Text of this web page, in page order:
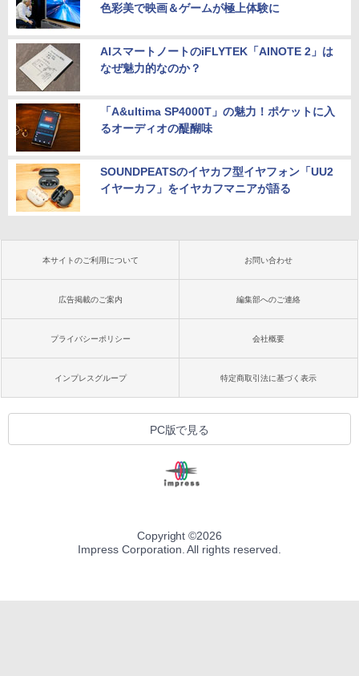
色彩美で映画＆ゲームが極上体験に
AIスマートノートのiFLYTEK「AINOTE 2」は
なぜ魅力的なのか？
「A&ultima SP4000T」の魅力！ポケットに入
るオーディオの醍醐味
SOUNDPEATSのイヤカフ型イヤフォン「UU2
イヤーカフ」をイヤカフマニアが語る
本サイトのご利用について お問い合わせ
広告掲載のご案内 編集部へのご連絡
プライバシーポリシー 会社概要
インプレスグループ 特定商取引法に基づく表示
PC版で見る
Copyright ©2026
Impress Corporation. All rights reserved.